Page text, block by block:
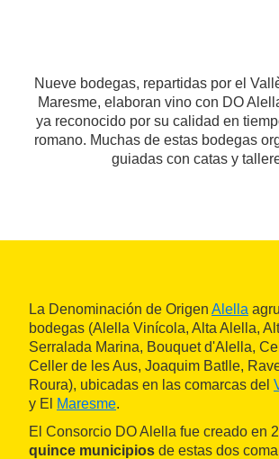
Nueve bodegas, repartidas por el
Maresme, elaboran vino con DO
ya reconocido por su calidad en
romano. Muchas de estas bodegas
guiadas con catas y
La Denominación de Origen Alella
bodegas (Alella Vinícola, Alta Alella,
Serralada Marina, Bouquet d'Alella,
Celler de les Aus, Joaquim Batlle,
Roura), ubicadas en las comarcas del
y El
Maresme.
El Consorcio DO Alella fue creado en
quince municipios de estas dos